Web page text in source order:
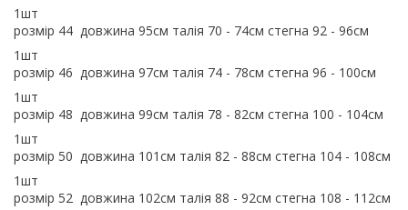
1шт
розмір 44 довжина 95см талія 70 - 74см стегна 92 - 96см
1шт
розмір 46 довжина 97см талія 74 - 78см стегна 96 - 100см
1шт
розмір 48 довжина 99см талія 78 - 82см стегна 100 - 104см
1шт
розмір 50 довжина 101см талія 82 - 88см стегна 104 - 108см
1шт
розмір 52 довжина 102см талія 88 - 92см стегна 108 - 112см